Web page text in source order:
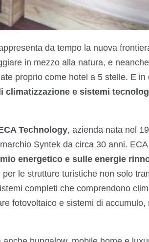
da tempo la nuova
in mezzo alla natura, e
proprio come hotel a 5 stelle. E
climatizzazione e sistemi
Technology, azienda nata nel
Syntek da circa 30 anni.
energetico e sulle energie
le strutture turistiche non solo
completi che comprendono
fotovoltaico e sistemi di